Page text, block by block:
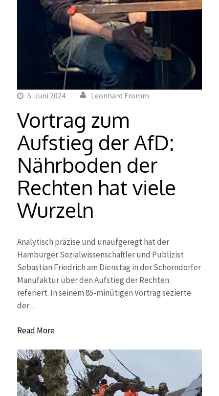
5. Juni 2024 Leonhard Fromm
Vortrag zum
Aufstieg der AfD:
Nährboden der
Rechten hat viele
Wurzeln
Analytisch präzise und unaufgeregt hat der
Hamburger Sozialwissenschaftler und Publizist
Sebastian Friedrich am Dienstag in der Schorndorfer
Manufaktur über den Aufstieg der Rechten
referiert. In seinem 85-minütigen Vortrag sezierte
der…
Read More